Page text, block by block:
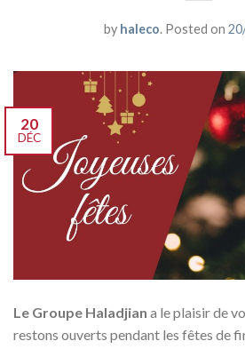
by haleco. Posted on
20
DÉC
Le Groupe Haladjian a le plaisir de
restons ouverts pendant les fêtes de